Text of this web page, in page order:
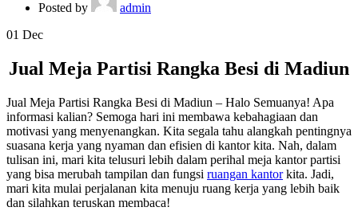
Posted by
admin
01 Dec
Jual Meja Partisi Rangka Besi di Madiun
Jual Meja Partisi Rangka Besi di Madiun – Halo Semuanya! Apa
informasi kalian? Semoga hari ini membawa kebahagiaan dan
motivasi yang menyenangkan. Kita segala tahu alangkah pentingnya
suasana kerja yang nyaman dan efisien di kantor kita. Nah, dalam
tulisan ini, mari kita telusuri lebih dalam perihal meja kantor partisi
yang bisa merubah tampilan dan fungsi ruangan kantorkita. Jadi,
mari kita mulai perjalanan kita menuju ruang kerja yang lebih baik
dan silahkan teruskan membaca!